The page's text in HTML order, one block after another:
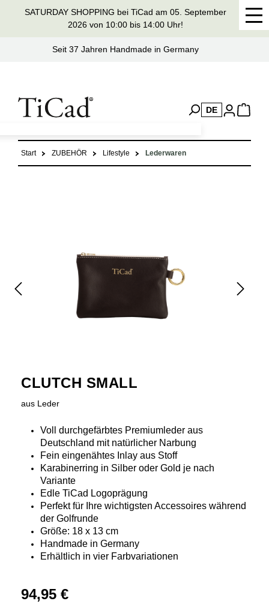
springen
SATURDAY SHOPPING bei TiCad am 05. September
2026 von 10:00 bis 14:00 Uhr!
Seit 37 Jahren Handmade in Germany
DE
Start ZUBEHÖR Lifestyle Lederwaren
CLUTCH SMALL
aus Leder
Voll durchgefärbtes Premiumleder aus
Deutschland mit natürlicher Narbung
Fein eingenähtes Inlay aus Stoff
Karabinerring in Silber oder Gold je nach
Variante
Edle TiCad Logoprägung
Perfekt für Ihre wichtigsten Accessoires während
der Golfrunde
Größe: 18 x 13 cm
Handmade in Germany
Erhältlich in vier Farbvariationen
94,95 €